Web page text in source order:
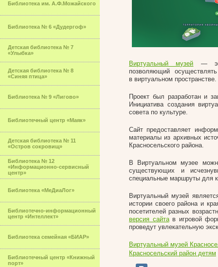
Библиотека им. А.Ф.Можайского
Библиотека № 6 «Дудергоф»
Детская библиотека № 7
«Улыбка»
Детская библиотека № 8
«Синяя птица»
Библиотека № 9 «Лигово»
Библиотечный центр «Маяк»
Детская библиотека № 11
«Остров сокровищ»
Библиотека № 12
«Информационно-сервисный
центр»
Библиотека «МеДиаЛог»
Библиотечно-информационный
центр «Интеллект»
Библиотека семейная «БИАР»
Библиотечный центр «Книжный
порт»
Виртуальный музей — это
позволяющий
в виртуальном пространстве.
Проект был разработан и
Инициатива создания
совета по культуре.
Сайт предоставляет
материалы из архивных
Красносельского района.
В Виртуальном музее
существующих и
специальные маршруты для
Виртуальный музей
истории своего района и
посетителей разных
версия сайтав игровой
проведут увлекательную
Виртуальный музей
Красносельский район детям